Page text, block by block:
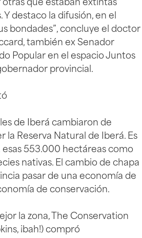
que estaban extintas
destaco la difusión, en el
bondades”, concluye el doctor
también ex Senador
Popular en el espacio Juntos
provincial.
de Iberá cambiaron de
la Reserva Natural de Iberá. Es
esas 553.000 hectáreas como
nativas. El cambio de chapa
pasar de una economía de
de conservación.
la zona, The Conservation
¡bah!) compró